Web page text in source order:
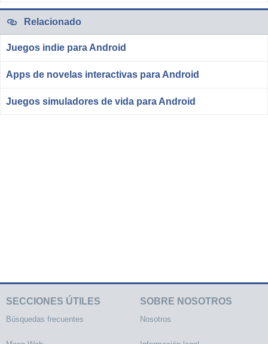
Relacionado
Juegos indie para Android
Apps de novelas interactivas para Android
Juegos simuladores de vida para Android
SECCIONES ÚTILES
Búsquedas frecuentes
SOBRE NOSOTROS
Nosotros